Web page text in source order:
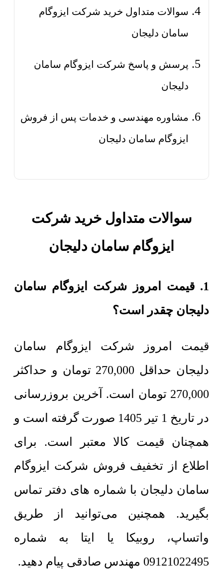
سوالات متداول خرید شرکت ایزوگام
سامان دلیجان
پرسش و پاسخ شرکت ایزوگام سامان
دلیجان
مشاوره مهندسی و خدمات پس از فروش
ایزوگام سامان دلیجان
سوالات متداول خرید شرکت
ایزوگام سامان دلیجان
1. قیمت امروز شرکت ایزوگام سامان
دلیجان چقدر است؟
قیمت امروز شرکت ایزوگام سامان
دلیجان حداقل 270,000 تومان و حداکثر
270,000 تومان است. آخرین بروزرسانی
در تاریخ 1 تیر 1405 صورت گرفته است و
همچنان قیمت کالا معتبر است. برای
اطلاع از تخفیف فروش شرکت ایزوگام
سامان دلیجان با شماره های دفتر تماس
بگیرید. همچنین می‌توانید از طریق
واتساپ، روبیکا یا ایتا به شماره
09121022495 مهندس صادقی پیام دهید.